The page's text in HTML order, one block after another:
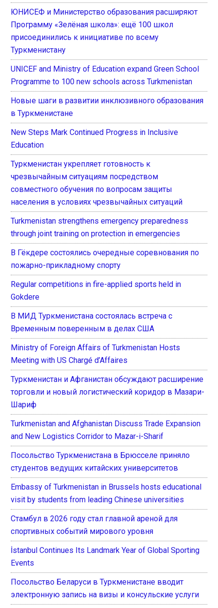
ЮНИСЕФ и Министерство образования расширяют
Программу «Зелёная школа»: ещё 100 школ
присоединились к инициативе по всему
Туркменистану
UNICEF and Ministry of Education expand Green School
Programme to 100 new schools across Turkmenistan
Новые шаги в развитии инклюзивного образования
в Туркменистане
New Steps Mark Continued Progress in Inclusive
Education
Туркменистан укрепляет готовность к
чрезвычайным ситуациям посредством
совместного обучения по вопросам защиты
населения в условиях чрезвычайных ситуаций
Turkmenistan strengthens emergency preparedness
through joint training on protection in emergencies
В Гёкдере состоялись очередные соревнования по
пожарно-прикладному спорту
Regular competitions in fire-applied sports held in
Gokdere
В МИД Туркменистана состоялась встреча с
Временным поверенным в делах США
Ministry of Foreign Affairs of Turkmenistan Hosts
Meeting with US Chargé d’Affaires
Туркменистан и Афганистан обсуждают расширение
торговли и новый логистический коридор в Мазари-
Шариф
Turkmenistan and Afghanistan Discuss Trade Expansion
and New Logistics Corridor to Mazar-i-Sharif
Посольство Туркменистана в Брюсселе приняло
студентов ведущих китайских университетов
Embassy of Turkmenistan in Brussels hosts educational
visit by students from leading Chinese universities
Стамбул в 2026 году стал главной ареной для
спортивных событий мирового уровня
İstanbul Continues Its Landmark Year of Global Sporting
Events
Посольство Беларуси в Туркменистане вводит
электронную запись на визы и консульские услуги